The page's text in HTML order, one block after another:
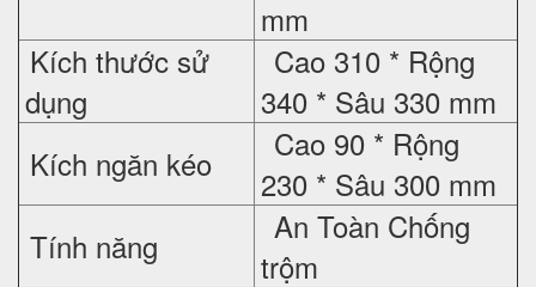
mm
Kích thước sử
dụng
Cao 310 * Rộng
340 * Sâu 330 mm
Kích ngăn kéo
Cao 90 * Rộng
230 * Sâu 300 mm
Tính năng
An Toàn Chống
trộm